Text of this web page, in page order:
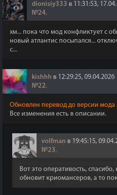
dionisiy333 в 11:31:53,
№24,
хм... пока что мод конфликтует с
новый атлантис посыпался...
с...
kishhh в 12:29:25, 09.04.2026
№22,
Обновлен перевод до версии мода
Все изменения есть в описании.
volfman в 19:45:15,
№23,
Вот это оперативость,
обновит криомансеров, а то